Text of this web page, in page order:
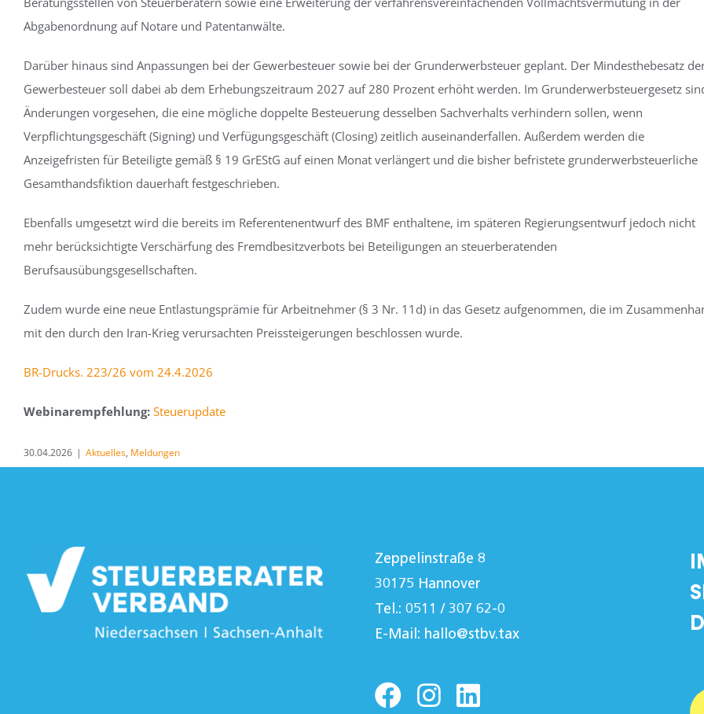
Abgabenordnung auf Notare und Patentanwälte.
Darüber hinaus sind Anpassungen bei der Gewerbesteuer sowie bei der Grunderwerbsteuer geplant. Der Mindesthebesatz
Gewerbesteuer soll dabei ab dem Erhebungszeitraum 2027 auf 280 Prozent erhöht werden. Im Grunderwerbsteuergesetz
Änderungen vorgesehen, die eine mögliche doppelte Besteuerung desselben Sachverhalts verhindern sollen, wenn
Verpflichtungsgeschäft (Signing) und Verfügungsgeschäft (Closing) zeitlich auseinanderfallen. Außerdem werden die
Anzeigefristen für Beteiligte gemäß § 19 GrEStG auf einen Monat verlängert und die bisher befristete grunderwerbsteuerliche
Gesamthandsfiktion dauerhaft festgeschrieben.
Ebenfalls umgesetzt wird die bereits im Referentenentwurf des BMF enthaltene, im späteren Regierungsentwurf jedoch nicht
mehr berücksichtigte Verschärfung des Fremdbesitzverbots bei Beteiligungen an steuerberatenden
Berufsausübungsgesellschaften.
Zudem wurde eine neue Entlastungsprämie für Arbeitnehmer (§ 3 Nr. 11d) in das Gesetz aufgenommen, die im
mit den durch den Iran-Krieg verursachten Preissteigerungen beschlossen wurde.
BR-Drucks. 223/26 vom 24.4.2026
Webinarempfehlung: Steuerupdate
30.04.2026 | Aktuelles, Meldungen
Zeppelinstraße 8
30175 Hannover
Tel.: 0511 / 307 62-0
E-Mail: hallo@stbv.tax